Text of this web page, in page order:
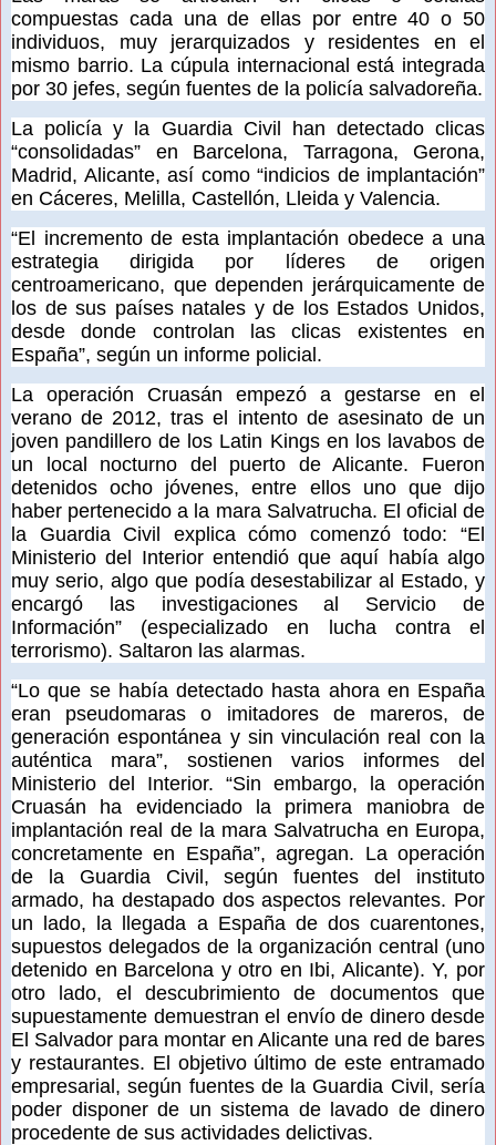
compuestas cada una de ellas por entre 40 o 50
individuos, muy jerarquizados y residentes en el
mismo barrio. La cúpula internacional está integrada
por 30 jefes, según fuentes de la policía salvadoreña.
La policía y la Guardia Civil han detectado clicas
“consolidadas” en Barcelona, Tarragona, Gerona,
Madrid, Alicante, así como “indicios de implantación”
en Cáceres, Melilla, Castellón, Lleida y Valencia.
“El incremento de esta implantación obedece a una
estrategia dirigida por líderes de origen
centroamericano, que dependen jerárquicamente de
los de sus países natales y de los Estados Unidos,
desde donde controlan las clicas existentes en
España”, según un informe policial.
La operación Cruasán empezó a gestarse en el
verano de 2012, tras el intento de asesinato de un
joven pandillero de los Latin Kings en los lavabos de
un local nocturno del puerto de Alicante. Fueron
detenidos ocho jóvenes, entre ellos uno que dijo
haber pertenecido a la mara Salvatrucha. El oficial de
la Guardia Civil explica cómo comenzó todo: “El
Ministerio del Interior entendió que aquí había algo
muy serio, algo que podía desestabilizar al Estado, y
encargó las investigaciones al Servicio de
Información” (especializado en lucha contra el
terrorismo). Saltaron las alarmas.
“Lo que se había detectado hasta ahora en España
eran pseudomaras o imitadores de mareros, de
generación espontánea y sin vinculación real con la
auténtica mara”, sostienen varios informes del
Ministerio del Interior. “Sin embargo, la operación
Cruasán ha evidenciado la primera maniobra de
implantación real de la mara Salvatrucha en Europa,
concretamente en España”, agregan. La operación
de la Guardia Civil, según fuentes del instituto
armado, ha destapado dos aspectos relevantes. Por
un lado, la llegada a España de dos cuarentones,
supuestos delegados de la organización central (uno
detenido en Barcelona y otro en Ibi, Alicante). Y, por
otro lado, el descubrimiento de documentos que
supuestamente demuestran el envío de dinero desde
El Salvador para montar en Alicante una red de bares
y restaurantes. El objetivo último de este entramado
empresarial, según fuentes de la Guardia Civil, sería
poder disponer de un sistema de lavado de dinero
procedente de sus actividades delictivas.